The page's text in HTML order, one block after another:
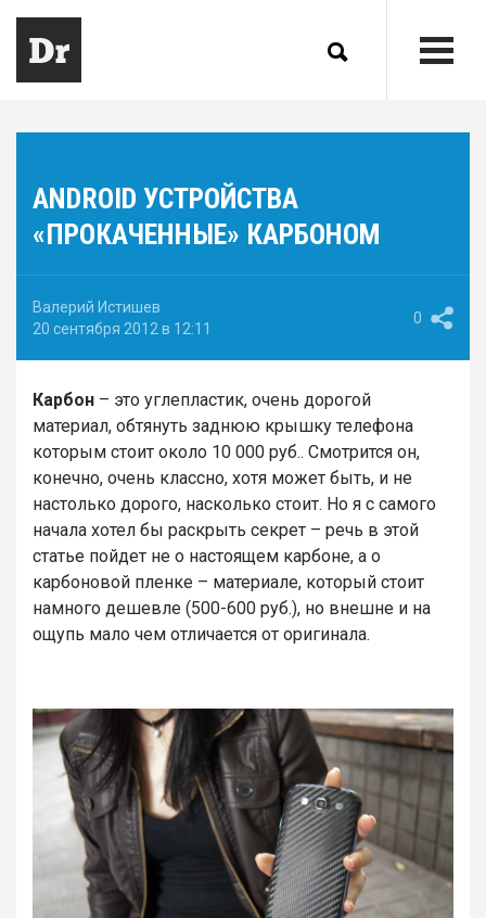
ANDROID УСТРОЙСТВА
«ПРОКАЧЕННЫЕ» КАРБОНОМ
Валерий Истишев
20 сентября 2012 в 12:11
0
Карбон – это углепластик, очень дорогой
материал, обтянуть заднюю крышку телефона
которым стоит около 10 000 руб.. Смотрится он,
конечно, очень классно, хотя может быть, и не
настолько дорого, насколько стоит. Но я с самого
начала хотел бы раскрыть секрет – речь в этой
статье пойдет не о настоящем карбоне, а о
карбоновой пленке – материале, который стоит
намного дешевле (500-600 руб.), но внешне и на
ощупь мало чем отличается от оригинала.